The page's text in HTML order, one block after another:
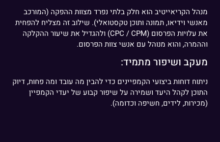
מנהל הקריאייטיב הוא חלק בלתי נפרד מצוות ההפקה (המורכב
מאנשי וידיאו, תמונה ותוכן טקסטואלי). שילוב זה מצליח להפחית
את עלויות הפרסום (CPC / CPM) ולהגדיל את שיעור ההקלקה
וההמרה, והוא מנוהל עם אנשי צוות הפרסום.
מעקב ושיפור מתמיד:
ניתוח דוחות ביצועי הקמפיינים כדי להבין מה עובד ומה פחות, דיוק
התוכן לקהל היעד ושמירה על שיפור קבוע של יעדי הקמפיין
(מכירות, לידים, חשיפה וכדומה).